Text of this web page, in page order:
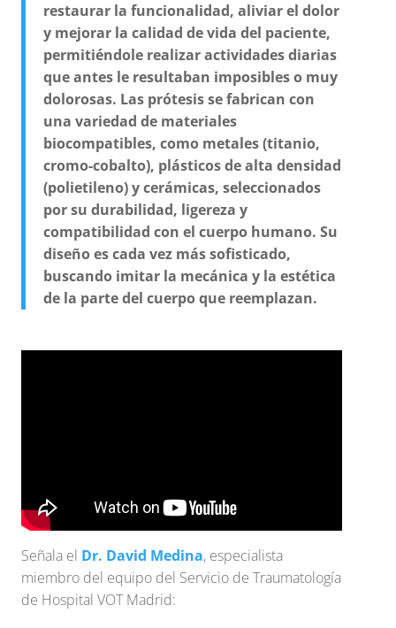
restaurar la funcionalidad, aliviar el dolor
y mejorar la calidad de vida del paciente,
permitiéndole realizar actividades diarias
que antes le resultaban imposibles o muy
dolorosas. Las prótesis se fabrican con
una variedad de materiales
biocompatibles, como metales (titanio,
cromo-cobalto), plásticos de alta densidad
(polietileno) y cerámicas, seleccionados
por su durabilidad, ligereza y
compatibilidad con el cuerpo humano. Su
diseño es cada vez más sofisticado,
buscando imitar la mecánica y la estética
de la parte del cuerpo que reemplazan.
Señala el Dr. David Medina, especialista
miembro del equipo del Servicio de Traumatología
de Hospital VOT Madrid: